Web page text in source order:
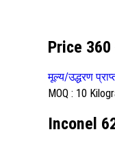
Price
मूल्य/उद्धरण
MOQ : 10
Inconel